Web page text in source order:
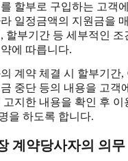
할부로 구입하는 고객
일정금액의 지원금을
할부기간 등 세부적인 조
에 따릅니다.
계약 체결 시 할부기간,
중단 등의 내용을 고객
고지한 내용을 확인 후 이
을 하도록 합니다.
계약당사자의 의무